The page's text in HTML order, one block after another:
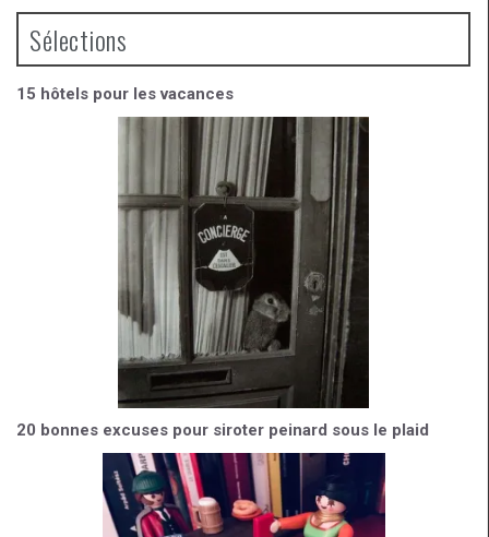
b
o
o
gr
a
m
er
Sélections
15 hôtels pour les vacances
20 bonnes excuses pour siroter peinard sous le plaid